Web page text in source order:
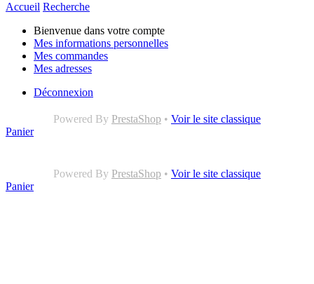
Accueil Recherche
Bienvenue dans votre compte
Mes informations personnelles
Mes commandes
Mes adresses
Déconnexion
Powered By PrestaShop • Voir le site classique
Panier
Powered By PrestaShop • Voir le site classique
Panier